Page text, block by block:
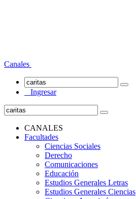
Canales
Ingresar
CANALES
Facultades
Ciencias Sociales
Derecho
Comunicaciones
Educación
Estudios Generales Letras
Estudios Generales Ciencias